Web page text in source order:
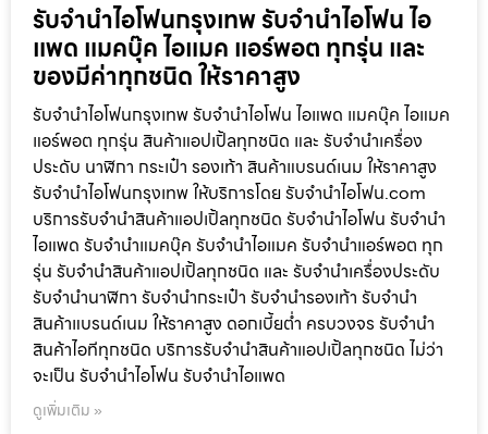
รับจำนำไอโฟนกรุงเทพ รับจำนำไอโฟน ไอ
แพด แมคบุ๊ค ไอแมค แอร์พอต ทุกรุ่น และ
ของมีค่าทุกชนิด ให้ราคาสูง
รับจำนำไอโฟนกรุงเทพ รับจำนำไอโฟน ไอแพด แมคบุ๊ค ไอแมค
แอร์พอต ทุกรุ่น สินค้าแอปเปิ้ลทุกชนิด และ รับจำนำเครื่อง
ประดับ นาฬิกา กระเป๋า รองเท้า สินค้าแบรนด์เนม ให้ราคาสูง
รับจำนำไอโฟนกรุงเทพ ให้บริการโดย รับจํานําไอโฟน.com
บริการรับจำนำสินค้าแอปเปิ้ลทุกชนิด รับจำนำไอโฟน รับจำนำ
ไอแพด รับจำนำแมคบุ๊ค รับจำนำไอแมค รับจำนำแอร์พอต ทุก
รุ่น รับจำนำสินค้าแอปเปิ้ลทุกชนิด และ รับจำนำเครื่องประดับ
รับจำนำนาฬิกา รับจำนำกระเป๋า รับจำนำรองเท้า รับจำนำ
สินค้าแบรนด์เนม ให้ราคาสูง ดอกเบี้ยต่ำ ครบวงจร รับจำนำ
สินค้าไอทีทุกชนิด บริการรับจำนำสินค้าแอปเปิ้ลทุกชนิด ไม่ว่า
จะเป็น รับจำนำไอโฟน รับจำนำไอแพด
ดูเพิ่มเติม »